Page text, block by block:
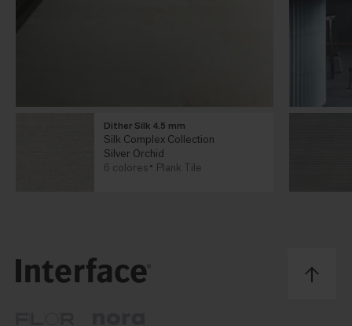
Dither Silk 4.5 mm
Silk Complex Collection
Silver Orchid
6 colores
Plank Tile